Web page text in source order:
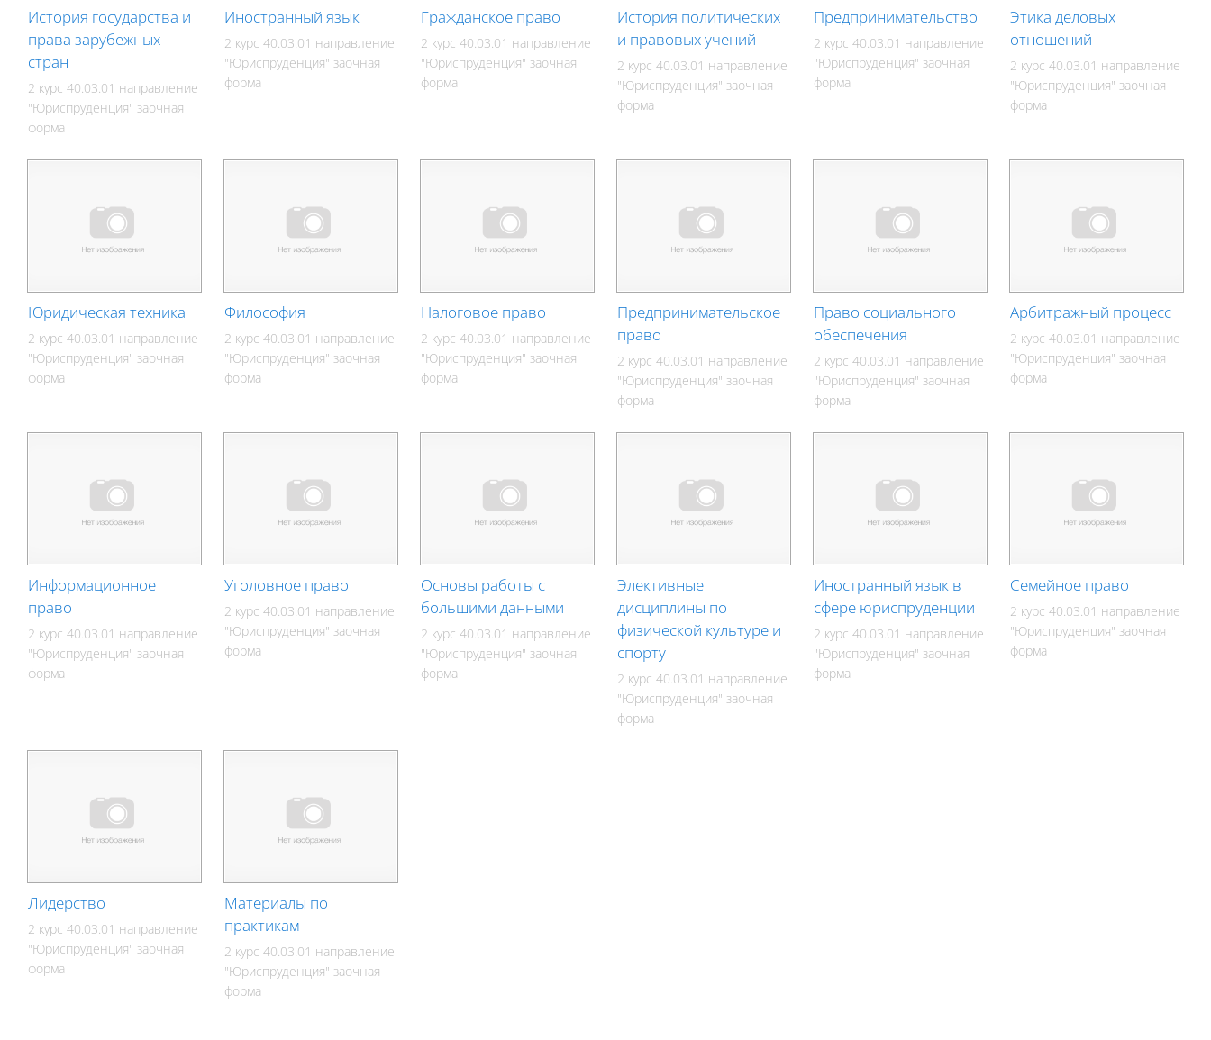
История государства и
права зарубежных
стран
2 курс 40.03.01 направление
"Юриспруденция" заочная
форма
Иностранный язык
2 курс 40.03.01 направление
"Юриспруденция" заочная
форма
Гражданское право
2 курс 40.03.01 направление
"Юриспруденция" заочная
форма
История политических
и правовых учений
2 курс 40.03.01 направление
"Юриспруденция" заочная
форма
Предпринимательство
2 курс 40.03.01 направление
"Юриспруденция" заочная
форма
Этика деловых
отношений
2 курс 40.03.01 направление
"Юриспруденция" заочная
форма
Юридическая техника
2 курс 40.03.01 направление
"Юриспруденция" заочная
форма
Философия
2 курс 40.03.01 направление
"Юриспруденция" заочная
форма
Налоговое право
2 курс 40.03.01 направление
"Юриспруденция" заочная
форма
Предпринимательское
право
2 курс 40.03.01 направление
"Юриспруденция" заочная
форма
Право социального
обеспечения
2 курс 40.03.01 направление
"Юриспруденция" заочная
форма
Арбитражный процесс
2 курс 40.03.01 направление
"Юриспруденция" заочная
форма
Информационное
право
2 курс 40.03.01 направление
"Юриспруденция" заочная
форма
Уголовное право
2 курс 40.03.01 направление
"Юриспруденция" заочная
форма
Основы работы с
большими данными
2 курс 40.03.01 направление
"Юриспруденция" заочная
форма
Элективные
дисциплины по
физической культуре и
спорту
2 курс 40.03.01 направление
"Юриспруденция" заочная
форма
Иностранный язык в
сфере юриспруденции
2 курс 40.03.01 направление
"Юриспруденция" заочная
форма
Семейное право
2 курс 40.03.01 направление
"Юриспруденция" заочная
форма
Лидерство
2 курс 40.03.01 направление
"Юриспруденция" заочная
форма
Материалы по
практикам
2 курс 40.03.01 направление
"Юриспруденция" заочная
форма